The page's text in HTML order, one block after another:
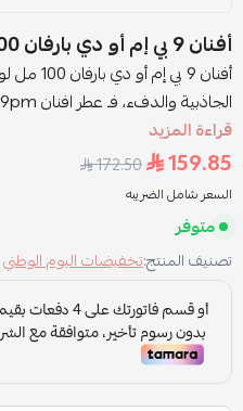
أفنان 9 بي إم أو دي بارفان 100 مل
أفنان 9
الجاذبية والدفء، فـ عطر افنان 9pm هو خيارك المثالي. من أوّل ...
قراءة المزيد
159.85
172.50
السعر شامل الضريبه
متوفر
تصنيف المنتج:تخفيضات اليوم الوطني